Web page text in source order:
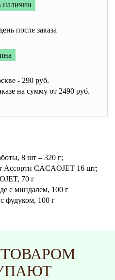
наличии
после заказа
- 290 руб.
на сумму от 2490 руб.
8 шт – 320 г;
Ассорти CACAOJET 16 шт;
70 г
с миндалем, 100 г
фудуком, 100 г